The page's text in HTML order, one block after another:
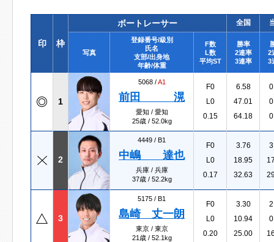
印 枠
ボートレーサー 全国
写真
登録番号/級別
氏名
支部/出身地
年齢/体重
F数
L数
平均ST
勝率
2連率
3連率
2
3
1
5068 /A1
前田 滉
愛知 / 愛知
25歳 / 52.0kg
F0
L0
0.15
6.58
47.01
64.18
2
4449 / B1
中嶋 達也
兵庫 / 兵庫
37歳 / 52.2kg
F0
L0
0.17
3.76
18.95
32.63
3
5175 / B1
島崎 丈一朗
東京 / 東京
21歳 / 52.1kg
F0
L0
0.20
3.30
10.94
25.00